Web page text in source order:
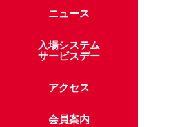
ニュース
入場システム
サービスデー
アクセス
会員案内